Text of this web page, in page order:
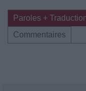
Paroles +
Commentaires